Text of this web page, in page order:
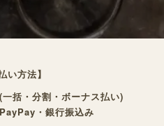
い方法】
括・分割・ボーナス払い)
・銀行振込み